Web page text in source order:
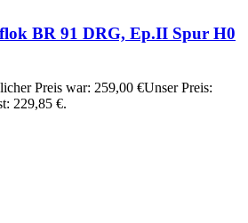
BR 91 DRG, Ep.II Spur H0
Preis war: 259,00 €Unser Preis:
229,85 €.